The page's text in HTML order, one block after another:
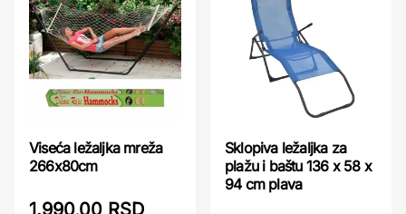
Viseća ležaljka mreža
266x80cm
Sklopiva ležaljka za
plažu i baštu 136 x 58 x
94 cm plava